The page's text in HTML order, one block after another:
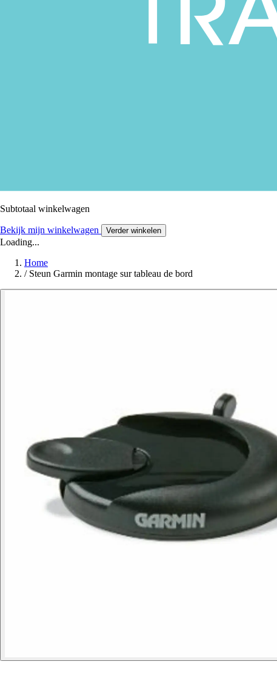
Subtotaal winkelwagen
Bekijk mijn winkelwagen Verder winkelen
Loading...
Home
/ Steun Garmin montage sur tableau de bord